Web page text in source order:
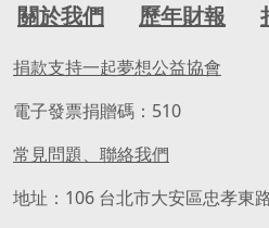
關於我們 歷年財報
捐款支持一起夢想公益協會
電子發票捐贈碼：510
常見問題、聯絡我們
地址：106 台北市大安區忠孝東